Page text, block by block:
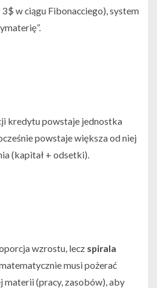
3$ w ciągu Fibonacciego), system
kredytu powstaje jednostka
powstaje większa od niej
(kapitał + odsetki).
wzrostu, lecz spirala
musi pożerać
materii (pracy, zasobów), aby